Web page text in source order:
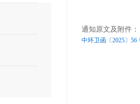
通知原文及附件：
中环卫函〔2025〕